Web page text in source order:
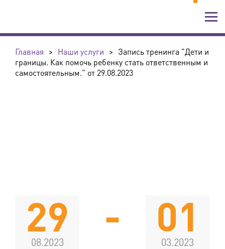
Главная > Наши услуги > Запись тренинга "Дети и
границы. Как помочь ребенку стать ответственным и
самостоятельным." от 29.08.2023
29
08.2023
- 01
03.2023